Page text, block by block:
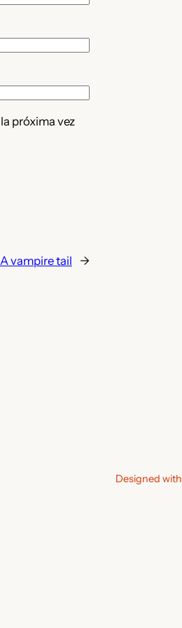
próxima vez
A vampire tail →
Designed with